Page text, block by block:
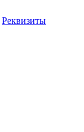
Реквизиты